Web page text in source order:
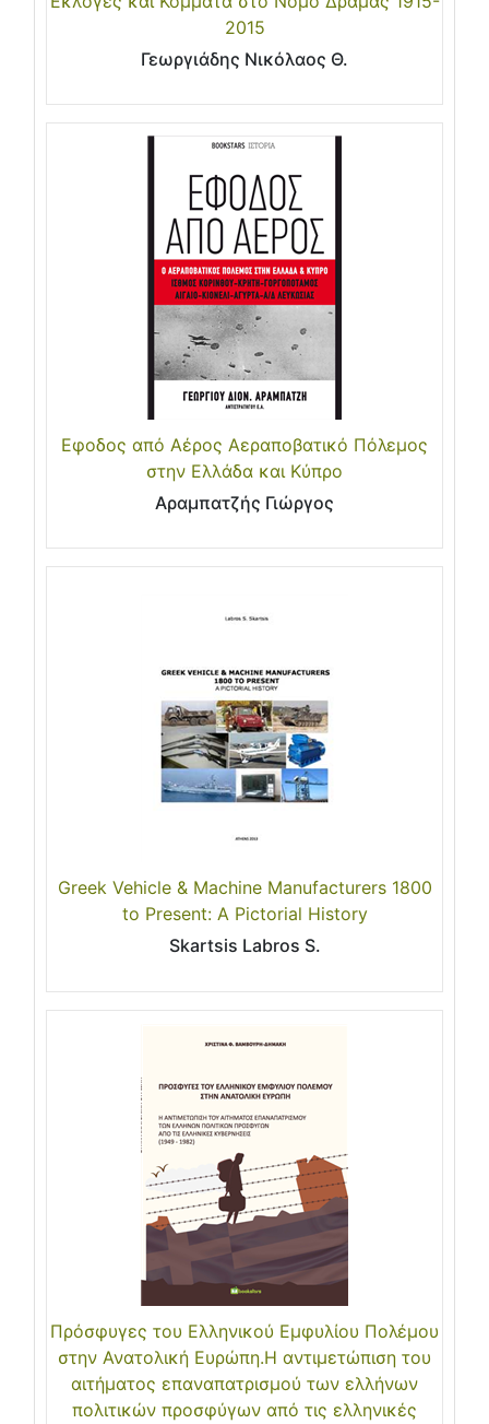
2015
Γεωργιάδης Νικόλαος Θ.
Εφοδος από Αέρος Αεραποβατικό Πόλεμος
στην Ελλάδα και Κύπρο
Αραμπατζής Γιώργος
Greek Vehicle & Machine Manufacturers 1800
to Present: A Pictorial History
Skartsis Labros S.
Πρόσφυγες του Ελληνικού Εμφυλίου Πολέμου
στην Ανατολική Ευρώπη.H αντιμετώπιση του
αιτήματος επαναπατρισμού των ελλήνων
πολιτικών προσφύγων από τις ελληνικές